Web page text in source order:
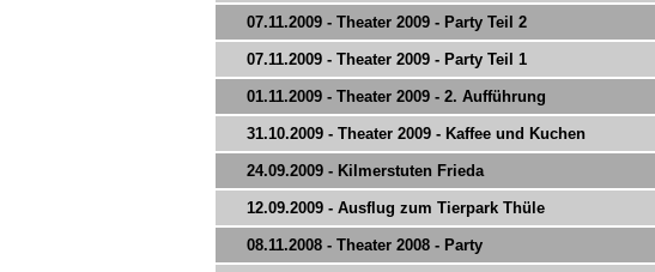
07.11.2009 - Theater 2009 - Party Teil 2
07.11.2009 - Theater 2009 - Party Teil 1
01.11.2009 - Theater 2009 - 2. Aufführung
31.10.2009 - Theater 2009 - Kaffee und Kuchen
24.09.2009 - Kilmerstuten Frieda
12.09.2009 - Ausflug zum Tierpark Thüle
08.11.2008 - Theater 2008 - Party